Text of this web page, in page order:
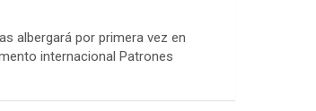
albergará por primera vez en
internacional Patrones